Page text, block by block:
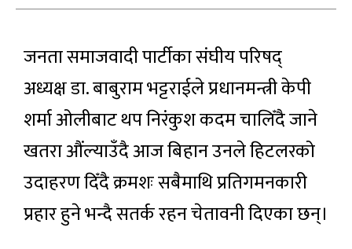
जनता समाजवादी पार्टीका संघीय परिषद्
अध्यक्ष डा. बाबुराम भट्टराईले प्रधानमन्त्री केपी
शर्मा ओलीबाट थप निरंकुश कदम चालिँदै जाने
खतरा औंल्याउँदै आज बिहान उनले हिटलरको
उदाहरण दिँदै क्रमशः सबैमाथि प्रतिगमनकारी
प्रहार हुने भन्दै सतर्क रहन चेतावनी दिएका छन्।